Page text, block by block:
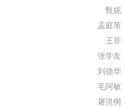
甄妮
孟庭苇
王菲
张学友
刘德华
毛阿敏
屠洪纲